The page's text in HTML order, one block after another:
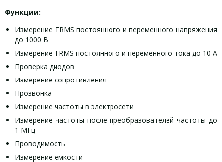
Функции:
Измерение TRMS постоянного и переменного напряжения
до 1000 В
Измерение TRMS постоянного и переменного тока до 10 А
Проверка диодов
Измерение сопротивления
Прозвонка
Измерение частоты в электросети
Измерение частоты после преобразователей частоты до
1 МГц
Проводимость
Измерение емкости